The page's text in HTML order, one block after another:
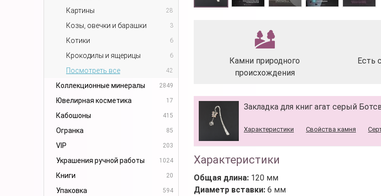
Картины 28
Козы, овечки и барашки 3
Котики 6
Крокодилы и ящерицы 6
Посмотреть все 42
Коллекционные минералы 2849
Ювелирная косметика 17
Кабошоны 415
Огранка 85
VIP 203
Украшения ручной работы 1024
Книги 20
Упаковка 594
Камни природного
происхождения
Есть
Закладка для книг агат серый
Характеристики Свойства камня
Характеристики
Общая длина: 120 мм
Диаметр вставки: 6 мм